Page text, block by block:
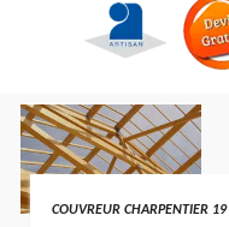
COUVREUR CHARPENTIER 19